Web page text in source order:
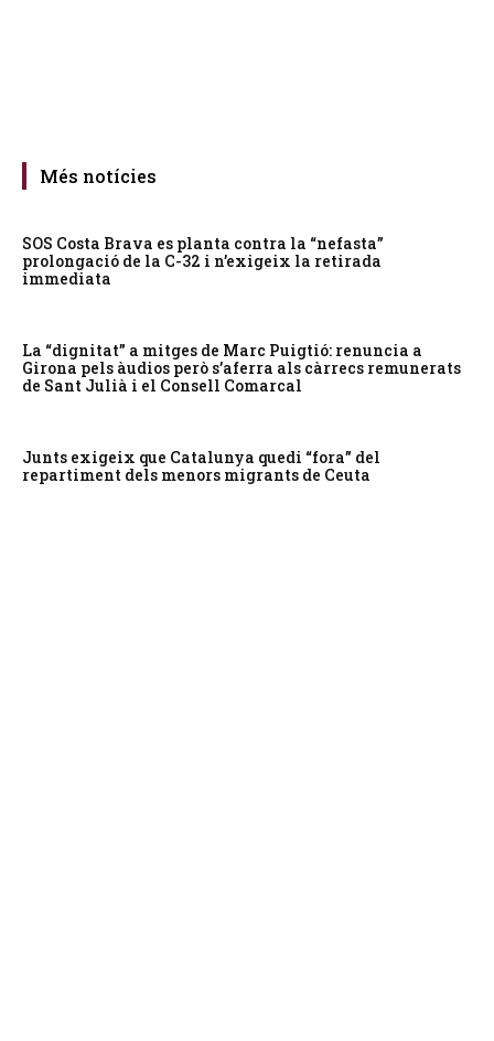
Més notícies
SOS Costa Brava es planta contra la “nefasta”
prolongació de la C-32 i n’exigeix la retirada
immediata
La “dignitat” a mitges de Marc Puigtió: renuncia a
Girona pels àudios però s’aferra als càrrecs remunerats
de Sant Julià i el Consell Comarcal
Junts exigeix que Catalunya quedi “fora” del
repartiment dels menors migrants de Ceuta